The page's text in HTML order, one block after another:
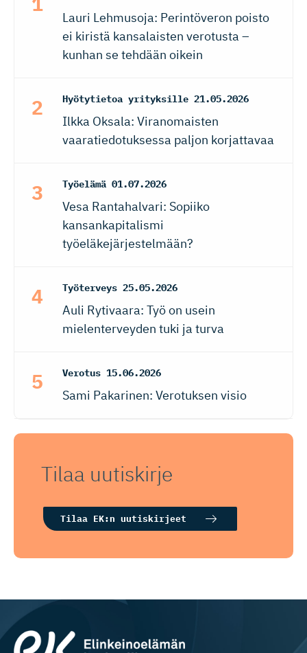
Lauri Lehmusoja: Perintöveron poisto
ei kiristä kansalaisten verotusta –
kunhan se tehdään oikein
Hyötytietoa yrityksille 21.05.2026
Ilkka Oksala: Viranomaisten
vaaratiedotuksessa paljon korjattavaa
Työelämä 01.07.2026
Vesa Rantahalvari: Sopiiko
kansankapitalismi
työeläkejärjestelmään?
Työterveys 25.05.2026
Auli Rytivaara: Työ on usein
mielenterveyden tuki ja turva
Verotus 15.06.2026
Sami Pakarinen: Verotuksen visio
Tilaa uutiskirje
Tilaa EK:n uutiskirjeet